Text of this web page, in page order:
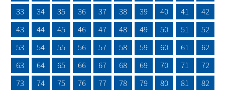
33
34 35 36 37 38 39 40 41
42
43
44 45 46 47 48 49 50 51
52
53
54 55 56 57 58 59 60 61
62
63
64 65 66 67 68 69 70 71
72
73
74 75 76 77 78 79 80 81 82